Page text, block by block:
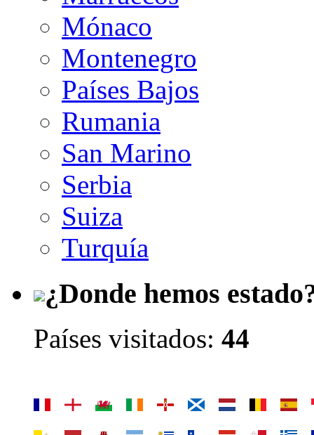
Mónaco
Montenegro
Países Bajos
Rumania
San Marino
Serbia
Suiza
Turquía
¿Donde hemos
Países visitados: 44